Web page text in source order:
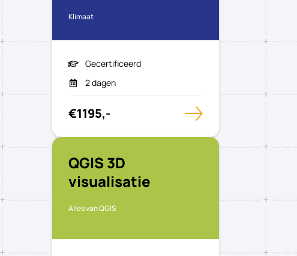
Klimaat
Gecertificeerd
2 dagen
€1195,-
QGIS 3D
visualisatie
Alles van QGIS